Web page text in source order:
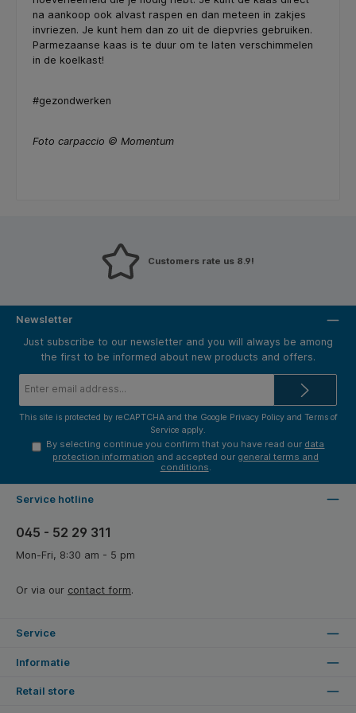
na aankoop ook alvast raspen en dan meteen in zakjes
invriezen. Je kunt hem dan zo uit de diepvries gebruiken.
Parmezaanse kaas is te duur om te laten verschimmelen
in de koelkast!
#gezondwerken
Foto carpaccio © Momentum
Customers rate us 8.9!
Newsletter
Just subscribe to our newsletter and you will always be among
the first to be informed about new products and offers.
This site is protected by reCAPTCHA and the Google Privacy Policyand Terms of
Service apply.
By selecting continue you confirm that you have read our data
protection information and accepted our general terms and
conditions.
Service hotline
045 - 52 29 311
Mon-Fri, 8:30 am - 5 pm
Or via our contact form.
Service
Informatie
Retail store